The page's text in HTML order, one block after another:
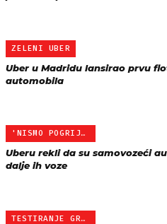
ZELENI UBER
Uber u Madridu lansirao prvu
automobila
'NISMO POGRIJEŠILI'
Uberu rekli da su samovozeći
dalje ih voze
TESTIRANJE GRANICA ZAKONA